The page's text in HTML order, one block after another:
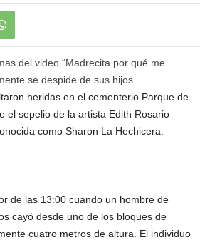
del video “Madrecita por qué me
se despide de sus hijos.
heridas en el cementerio Parque de
el sepelio de la artista Edith Rosario
como Sharon La Hechicera.
de las 13:00 cuando un hombre de
cayó desde uno de los bloques de
cuatro metros de altura. El individuo